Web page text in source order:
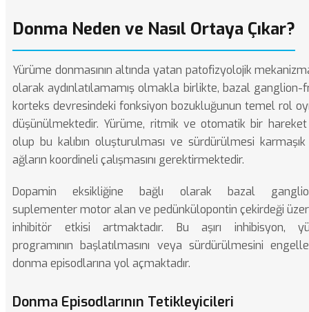
Donma Neden ve Nasıl Ortaya Çıkar?
Yürüme donmasının altında yatan patofizyolojik
olarak aydınlatılamamış olmakla birlikte, bazal ganglion-
korteks devresindeki fonksiyon bozukluğunun temel rol
düşünülmektedir. Yürüme, ritmik ve otomatik bir hareket
olup bu kalıbın oluşturulması ve sürdürülmesi
ağların koordineli çalışmasını gerektirmektedir.
Dopamin eksikliğine bağlı olarak bazal
suplementer motor alan ve pedünkülopontin çekirdeği
inhibitör etkisi artmaktadır. Bu aşırı inhibisyon,
programının başlatılmasını veya sürdürülmesini
donma episodlarına yol açmaktadır.
Donma Episodlarının Tetikleyicileri